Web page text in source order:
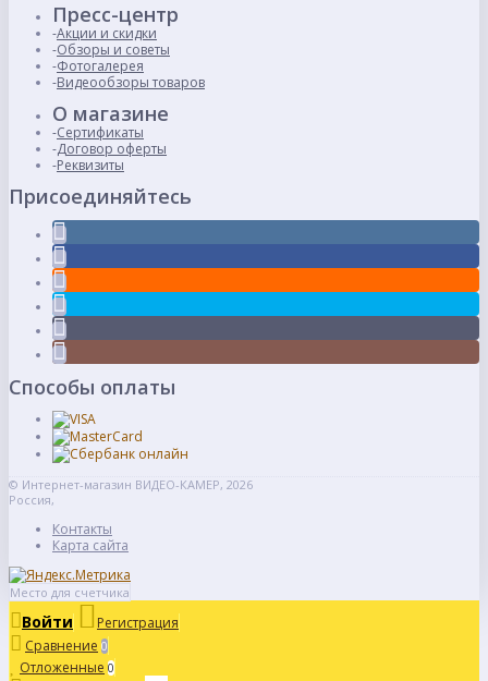
Пресс-центр
Акции и скидки
Обзоры и советы
Фотогалерея
Видеообзоры товаров
О магазине
Сертификаты
Договор оферты
Реквизиты
Присоединяйтесь
Способы оплаты
© Интернет-магазин ВИДЕО-КАМЕР, 2026
Россия,
Контакты
Карта сайта
Место для счетчика
Войти
Регистрация
Сравнение 0
Отложенные 0